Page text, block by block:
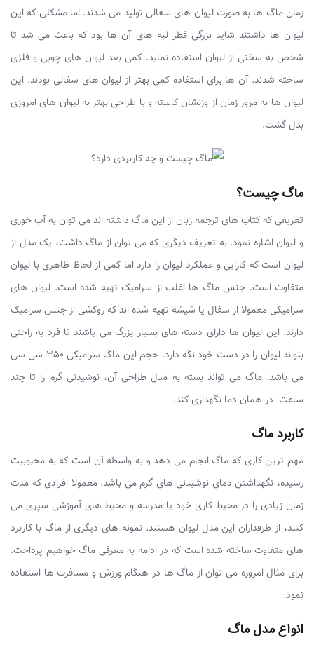
زمان ماگ ها به صورت لیوان های سفالی تولید می شدند. اما مشکلی که این
لیوان ها داشتند شاید بزرگی قطر لبه های آن ها بود که باعث می شد تا
شخص به سختی از لیوان استفاده نماید. کمی بعد لیوان های چوبی و فلزی
ساخته شدند. آن ها برای استفاده کمی بهتر از لیوان های سفالی بودند. این
لیوان ها به مرور زمان از وزنشان کاسته و با طراحی بهتر به لیوان های امروزی
بدل گشت.
ماگ چیست؟
تعریفی که کتاب های ترجمه زبان از این ماگ داشته اند می توان به آب خوری
و لیوان اشاره نمود. به تعریف دیگری که می توان از ماگ داشت، یک مدل از
لیوان است که کارایی و عملکرد لیوان را دارد اما کمی از لحاظ ظاهری با لیوان
متفاوت است. جنس ماگ ها اغلب از سرامیک تهیه شده است. لیوان های
سرامیکی معمولا از سفال یا شیشه تهیه شده اند که روکشی از جنس سرامیک
دارند. این لیوان ها دارای دسته های بسیار بزرگ می باشند تا فرد به راحتی
بتواند لیوان را در دست خود نگه دارد. حجم این ماگ سرامیکی 350 سی سی
می باشد. ماگ می تواند بسته به مدل طراحی آن، نوشیدنی گرم را تا چند
ساعت در همان دما نگهداری کند.
کاربرد ماگ
مهم ترین کاری که ماگ انجام می دهد و به واسطه آن است که به محبوبیت
رسیده، نگهداشتن دمای نوشیدنی های گرم می باشد. معمولا افرادی که مدت
زمان زیادی را در محیط کاری خود یا مدرسه و محیط های آموزشی سپری می
کنند، از طرفداران این مدل لیوان هستند. نمونه های دیگری از ماگ با کاربرد
های متفاوت ساخته شده است که در ادامه به معرفی ماگ خواهیم پرداخت.
برای مثال امروزه می توان از ماگ ها در هنگام ورزش و مسافرت ها استفاده
نمود.
انواع مدل ماگ